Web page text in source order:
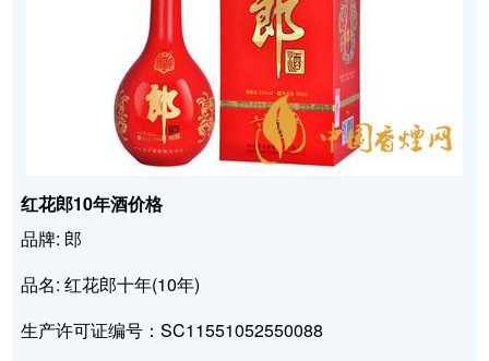
红花郎10年酒价格
品牌: 郎
品名: 红花郎十年(10年)
生产许可证编号：SC11551052550088